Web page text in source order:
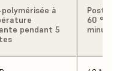
à
pendant 5
Post-
60 °C